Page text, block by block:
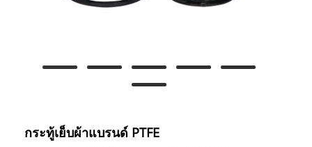
กระทู้เย็บผ้าแบรนด์ PTFE